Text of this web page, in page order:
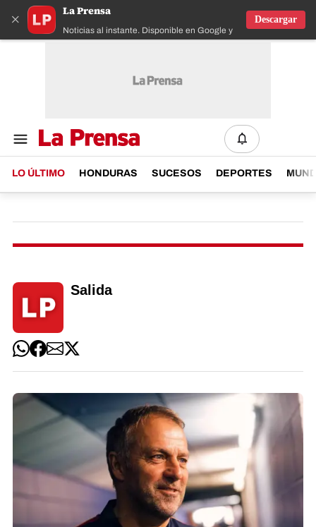
×
La Prensa
Noticias al instante. Disponible en Google y IOS
Descargar
LO ÚLTIMO HONDURAS SUCESOS DEPORTES
Salida